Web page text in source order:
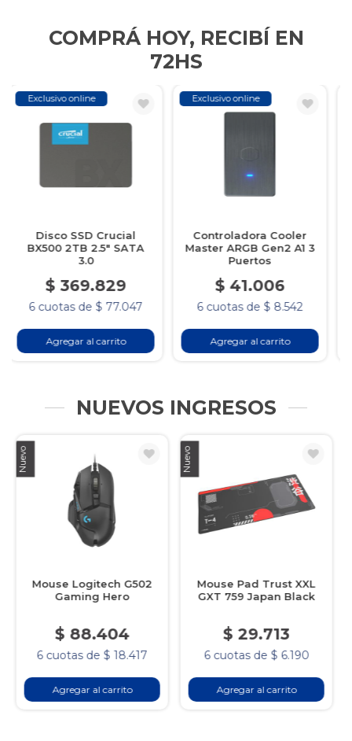
COMPRÁ HOY, RECIBÍ EN
72HS
Exclusivo online
Controladora Cooler
Master ARGB Gen2 A1 3
Puertos
$ 41.006
6 cuotas de $ 8.542
Agregar al carrito
Exclusivo online
Botella de Tinta
Brother BTD100 Color
Magenta
$ 19.753
6 cuotas de $ 4.115
Agregar al carrito
NUEVOS INGRESOS
Nuevo
Mouse Pad Trust XXL
GXT 759 Japan Black
$ 29.713
6 cuotas de $ 6.190
Agregar al carrito
Nuevo
Mouse Pad Trust XXL
GXT 759 Japan White
$ 29.713
6 cuotas de $ 6.190
Agregar al carrito